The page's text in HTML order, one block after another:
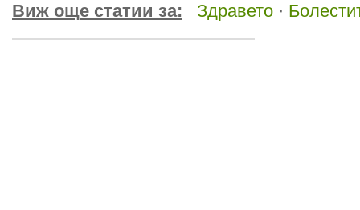
Виж още статии за: Здравето ·